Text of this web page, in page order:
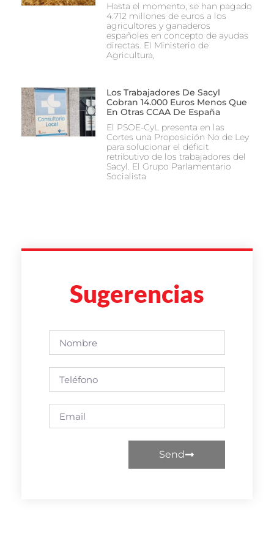
Hasta el momento, se han pagado
4.712 millones de euros a los
agricultores y ganaderos
españoles en concepto de ayudas
directas. El Ministerio de
Agricultura,
Los Trabajadores De Sacyl
Cobran 14.000 Euros Menos Que
En Otras CCAA De España
El PSOE-CyL presenta en las
Cortes una Proposición No de Ley
para solucionar el déficit
retributivo de los trabajadores del
Sacyl. El Grupo Parlamentario
Socialista
Sugerencias
Send